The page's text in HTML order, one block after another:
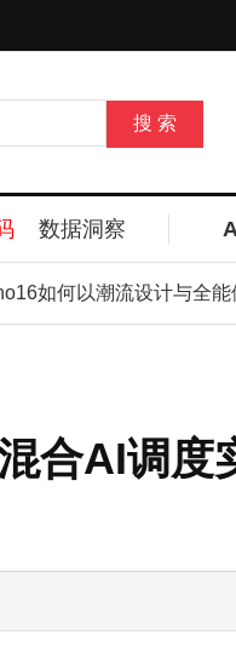
数据洞察
何以潮流设计与全能体
合AI调度